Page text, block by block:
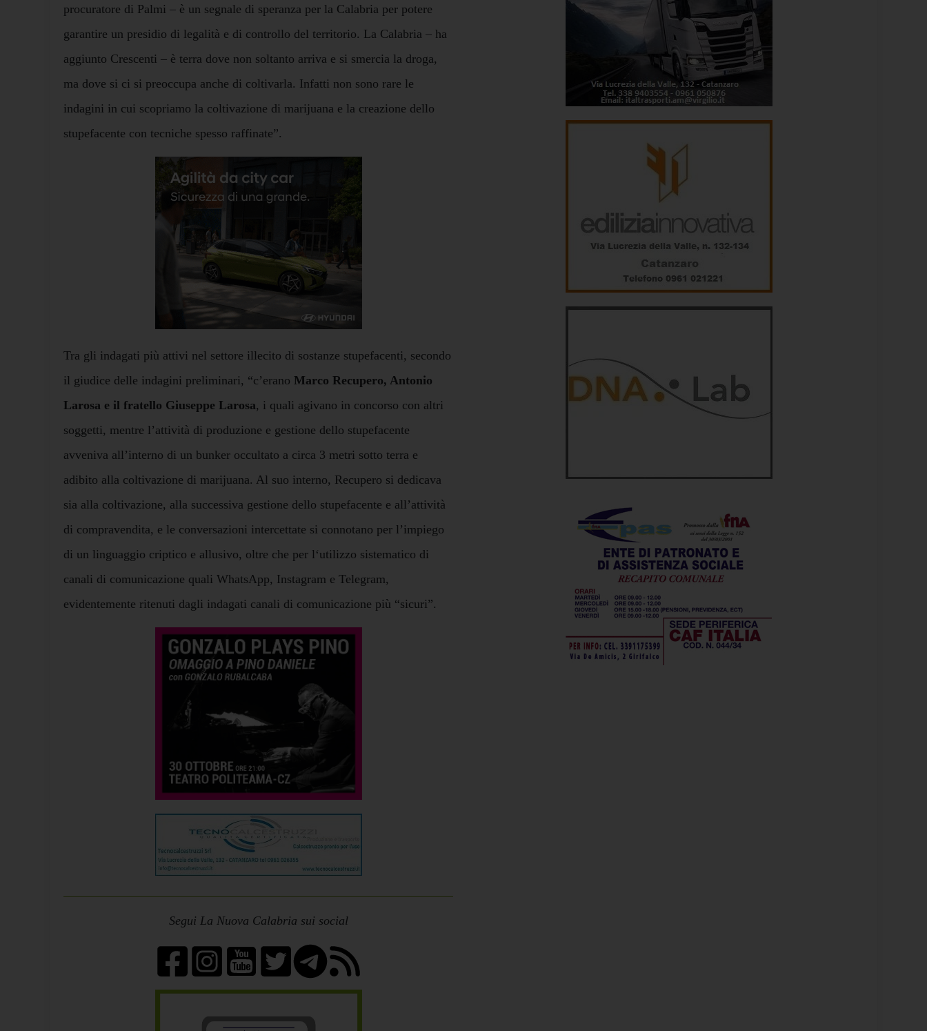
procuratore di Palmi – è un segnale di speranza per la Calabria per potere
garantire un presidio di legalità e di controllo del territorio. La Calabria – ha
aggiunto Crescenti – è terra dove non soltanto arriva e si smercia la droga,
ma dove si ci si preoccupa anche di coltivarla. Infatti non sono rare le
indagini in cui scopriamo la coltivazione di marijuana e la creazione dello
stupefacente con tecniche spesso raffinate”.
Tra gli indagati più attivi nel settore illecito di sostanze stupefacenti, secondo
il giudice delle indagini preliminari, “c’erano Marco Recupero, Antonio
Larosa e il fratello Giuseppe Larosa, i quali agivano in concorso con altri
soggetti, mentre l’attività di produzione e gestione dello stupefacente
avveniva all’interno di un bunker occultato a circa 3 metri sotto terra e
adibito alla coltivazione di marijuana. Al suo interno, Recupero si dedicava
sia alla coltivazione, alla successiva gestione dello stupefacente e all’attività
di compravendita, e le conversazioni intercettate si connotano per l’impiego
di un linguaggio criptico e allusivo, oltre che per l‘utilizzo sistematico di
canali di comunicazione quali WhatsApp, Instagram e Telegram,
evidentemente ritenuti dagli indagati canali di comunicazione più “sicuri”.
Segui La Nuova Calabria sui social